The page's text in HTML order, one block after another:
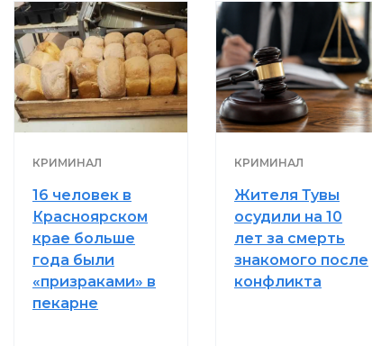
КРИМИНАЛ
16 человек в
Красноярском
крае больше
года были
«призраками» в
пекарне
КРИМИНАЛ
Жителя Тувы
осудили на 10
лет за смерть
знакомого после
конфликта